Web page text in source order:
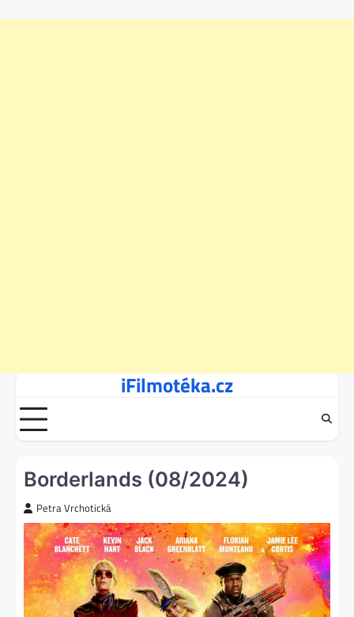
content
iFilmotéka.cz
Borderlands (08/2024)
Petra Vrchotická